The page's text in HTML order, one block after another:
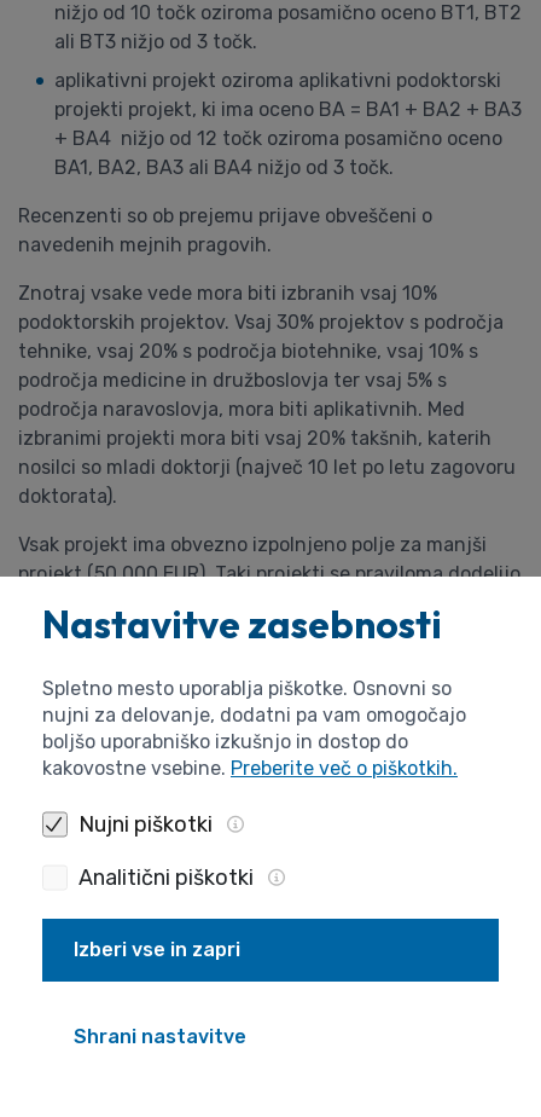
nižjo od 10 točk oziroma posamično oceno BT1, BT2
ali BT3 nižjo od 3 točk.
aplikativni projekt oziroma aplikativni podoktorski
projekti projekt, ki ima oceno BA = BA1 + BA2 + BA3
+ BA4 nižjo od 12 točk oziroma posamično oceno
BA1, BA2, BA3 ali BA4 nižjo od 3 točk.
Recenzenti so ob prejemu prijave obveščeni o
navedenih mejnih pragovih.
Znotraj vsake vede mora biti izbranih vsaj 10%
podoktorskih projektov. Vsaj 30% projektov s področja
tehnike, vsaj 20% s področja biotehnike, vsaj 10% s
področja medicine in družboslovja ter vsaj 5% s
področja naravoslovja, mora biti aplikativnih. Med
izbranimi projekti mora biti vsaj 20% takšnih, katerih
nosilci so mladi doktorji (največ 10 let po letu zagovoru
doktorata).
Vsak projekt ima obvezno izpolnjeno polje za manjši
projekt (50.000 EUR). Taki projekti se praviloma dodelijo
Člani panela za posamezno fazo razpisa so sestavljeni
iz nabora tujih recenzentov, ki niso ocenjevali prijav v
tej fazi razpisa.
C. MENTORJI MLADIM
RAZISKOVALCEM
Postopek dodelitve mentorskih mest raziskovalnim
Nastavitve zasebnosti
Spletno mesto uporablja piškotke. Osnovni so
nujni za delovanje, dodatni pa vam omogočajo
boljšo uporabniško izkušnjo in dostop do
kakovostne vsebine. Preberite več o piškotkih.
Nujni piškotki
Analitični piškotki
Izberi vse in zapri
Shrani nastavitve